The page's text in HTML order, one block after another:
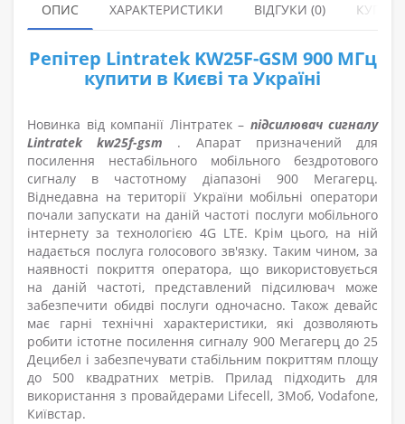
ОПИС ХАРАКТЕРИСТИКИ ВІДГУКИ (0)
Репітер Lintratek KW25F-GSM 900 МГц
купити в Києві та Україні
Новинка від компанії Лінтратек – підсилювач сигналу
Lintratek kw25f-gsm
. Апарат призначений для
посилення нестабільного мобільного бездротового
сигналу в частотному діапазоні 900 Мегагерц.
Віднедавна на території України мобільні оператори
почали запускати на даній частоті послуги мобільного
інтернету за технологією 4G LTE. Крім цього, на ній
надається послуга голосового зв'язку. Таким чином, за
наявності покриття оператора, що використовується
на даній частоті, представлений підсилювач може
забезпечити обидві послуги одночасно. Також девайс
має гарні технічні характеристики, які дозволяють
робити істотне посилення сигналу 900 Мегагерц до 25
Децибел і забезпечувати стабільним покриттям площу
до 500 квадратних метрів. Прилад підходить для
використання з провайдерами Lifecell, 3Моб, Vodafone,
Київстар.